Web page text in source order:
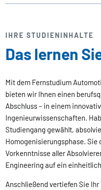
IHRE STUDIENINHALTE
Das lernen
Mit dem Fernstudium
bieten wir Ihnen einen
Abschluss – in einem
Ingenieurwissenschaften.
Studiengang gewählt,
Homogenisierungsphase.
Vorkenntnisse aller
Engineering auf ein
Anschließend vertiefen Sie Ihr